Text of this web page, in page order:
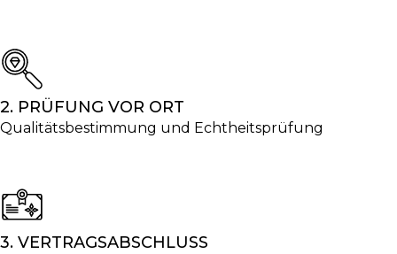
2. PRÜFUNG VOR ORT
Qualitätsbestimmung und Echtheitsprüfung
3. VERTRAGSABSCHLUSS